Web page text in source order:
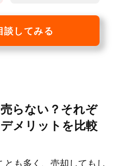
してみる
らない？それぞ
メリットを比較
も多く、売却してもし